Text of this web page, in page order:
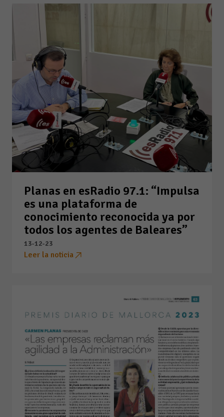
Planas en esRadio 97.1: “Impulsa
es una plataforma de
conocimiento reconocida ya por
todos los agentes de Baleares”
13-12-23
Leer la noticia